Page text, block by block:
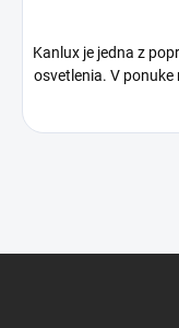
Kanlux je jedna z
osvetlenia. V